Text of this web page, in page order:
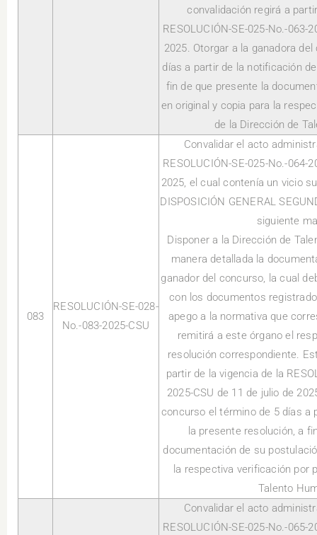
convalidación regirá a
RESOLUCIÓN-SE-025-No.-063-
2025. Otorgar a la ganadora
días a partir de la notificación
fin de que presente la
en original y copia para la
de la Dirección de
083
RESOLUCIÓN-SE-028-
No.-083-2025-CSU
Convalidar el acto
RESOLUCIÓN-SE-025-No.-064-
2025, el cual contenía un vicio
DISPOSICIÓN GENERAL
siguiente
Disponer a la Dirección de
manera detallada la
ganador del concurso, la cual
con los documentos
apego a la normativa que
remitirá a este órgano el
resolución correspondiente.
partir de la vigencia de la
2025-CSU de 11 de julio de
concurso el término de 5 días a
la presente resolución, a
documentación de su
la respectiva verificación por
Talento
Convalidar el acto
RESOLUCIÓN-SE-025-No.-065-